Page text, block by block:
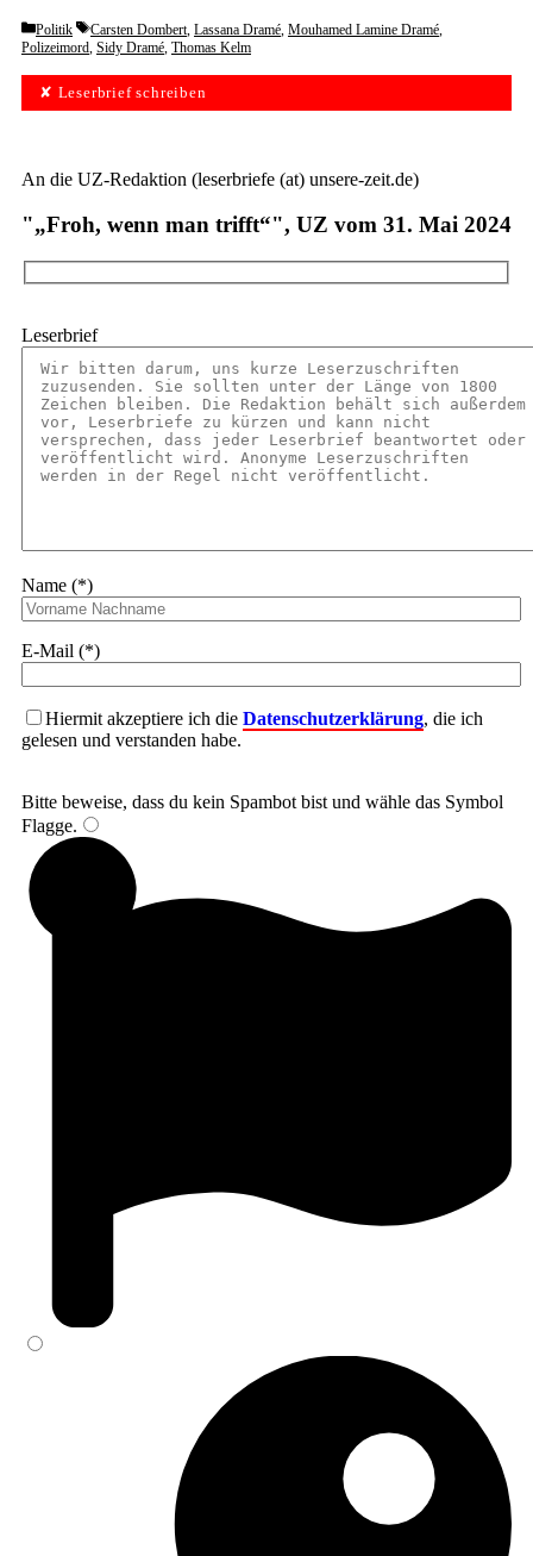
Categories
Politik Tags
Carsten Dombert, Lassana Dramé, Mouhamed Lamine Dramé,
Polizeimord, Sidy Dramé, Thomas Kelm
✘ Leserbrief schreiben
An die UZ-Redaktion (leserbriefe (at) unsere-zeit.de)
"„Froh, wenn man trifft“", UZ vom 31. Mai 2024
Leserbrief
Name (*)
E-Mail (*)
Hiermit akzeptiere ich die Datenschutzerklärung, die ich
gelesen und verstanden habe.
Bitte beweise, dass du kein Spambot bist und wähle das Symbol
Flagge.